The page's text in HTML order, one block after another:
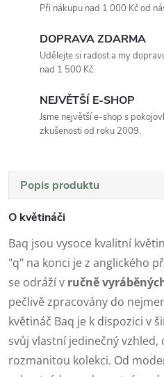
Při nákupu nad 1 000 Kč od
DOPRAVA ZDARMA
Udělejte si radost a my
nad 1 500 Kč.
NEJVĚTŠÍ E-SHOP
Jsme největší e-shop s
zkušenosti od roku 2009.
Popis produktu
O květináči
Baq jsou vysoce kvalitní
"q" na konci je z anglického
se odráží v ručně
pečlivě zpracovány do
květináč Baq je k dispozici v
svůj vlastní jedinečný vzhled,
rozmanitou kolekci. Od